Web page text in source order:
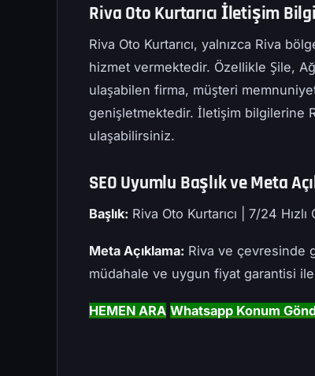
Riva Oto Kurtarıcı İletişim
Riva Oto Kurtarıcı, yalnızca Riva
hizmet vermektedir. Özellikle Şile,
ulaşabilen firma, müşteri
genişletmektedir. İletişim bilgilerine
ulaşabilirsiniz.
SEO Uyumlu Başlık ve Meta
Başlık: Riva Oto Kurtarıcı | 7/24
Meta Açıklama: Riva ve çevresinde
müdahale ve uygun fiyat garantisi ile
HEMEN ARA Whatsapp Konum